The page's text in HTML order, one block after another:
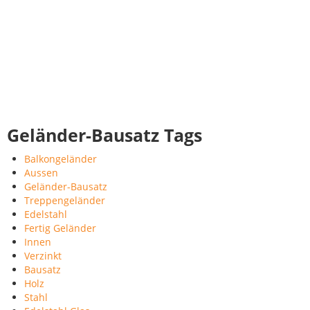
Geländer-Bausatz Tags
Balkongeländer
Aussen
Geländer-Bausatz
Treppengeländer
Edelstahl
Fertig Geländer
Innen
Verzinkt
Bausatz
Holz
Stahl